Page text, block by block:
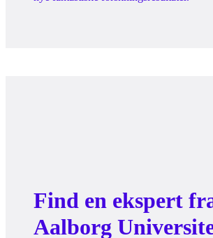
Find en ekspert
Aalborg